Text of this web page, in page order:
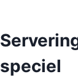
speciel